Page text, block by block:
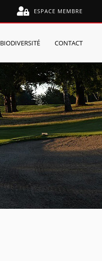
ESPACE MEMBRE
BIODIVERSITÉ CONTACT